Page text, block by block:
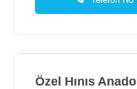
Özel Hınıs